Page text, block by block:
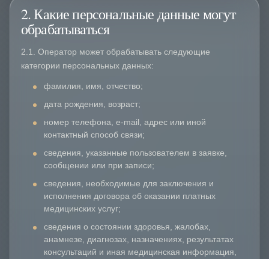
2. Какие персональные данные могут
обрабатываться
2.1. Оператор может обрабатывать следующие
категории персональных данных:
фамилия, имя, отчество;
дата рождения, возраст;
номер телефона, e-mail, адрес или иной
контактный способ связи;
сведения, указанные пользователем в заявке,
сообщении или при записи;
сведения, необходимые для заключения и
исполнения договора об оказании платных
медицинских услуг;
сведения о состоянии здоровья, жалобах,
анамнезе, диагнозах, назначениях, результатах
консультаций и иная медицинская информация,